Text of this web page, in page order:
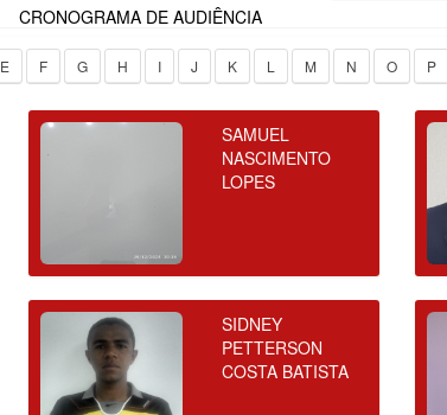
CRONOGRAMA DE AUDIÊNCIA
E F G H I J K L M N O P
SAMUEL
NASCIMENTO
LOPES
SIDNEY
PETTERSON
COSTA BATISTA